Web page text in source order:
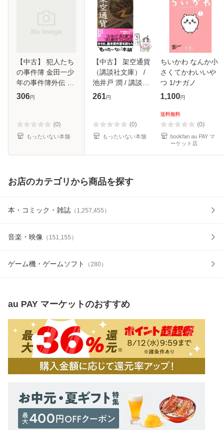
【中古】 犯人たち
の事件簿 金田一少
年の事件簿外伝 1
(講談社コミック
や、船津紳平 / 講
談社 [コ
306円
(0)
もったいない本舗
【中古】 架空通貨
（講談社文庫） /
池井戸 潤 / 講談社
[文庫]【メール便送
261円
(0)
もったいない本舗
ちいかわ なんか小
さくてかわいいや
つ 1/ナガノ
1,100円
送料無料
(0)
bookfan au PAY マ
ーケット店
お店のカテゴリから商品を探す
本・コミック・雑誌 （ 1,257,455 ）
音楽・映像 （ 151,155 ）
ゲーム機・ゲームソフト （280）
au PAY マーケットのおすすめ